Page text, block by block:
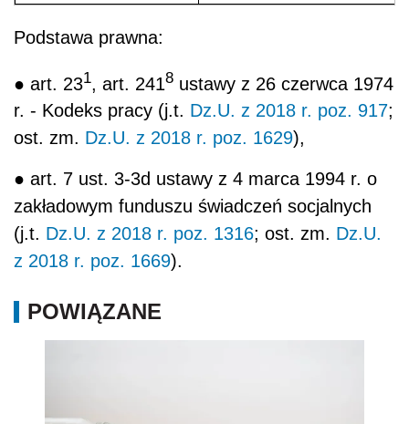
Podstawa prawna:
● art. 231, art. 2418 ustawy z 26 czerwca 1974
r. - Kodeks pracy (j.t. Dz.U. z 2018 r. poz. 917;
ost. zm. Dz.U. z 2018 r. poz. 1629),
● art. 7 ust. 3-3d ustawy z 4 marca 1994 r. o
zakładowym funduszu świadczeń socjalnych
(j.t. Dz.U. z 2018 r. poz. 1316; ost. zm. Dz.U.
z 2018 r. poz. 1669).
POWIĄZANE